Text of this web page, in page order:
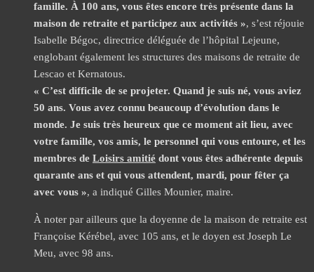
famille. À 100 ans, vous êtes encore très présente dans la
maison de retraite et participez aux activités », s’est réjouie
Isabelle Bégoc, directrice déléguée de l’hôpital Lejeune,
englobant également les structures des maisons de retraite de
Lescao et Kernatous.
« C’est difficile de se projeter. Quand je suis né, vous aviez
50 ans. Vous avez connu beaucoup d’évolution dans le
monde. Je suis très heureux que ce moment ait lieu, avec
votre famille, vos amis, le personnel qui vous entoure, et les
membres de Loisirs amitié dont vous êtes adhérente depuis
quarante ans et qui vous attendent, mardi, pour fêter ça
avec vous », a indiqué Gilles Mounier, maire.
À noter par ailleurs que la doyenne de la maison de retraite est
Françoise Kérébel, avec 105 ans, et le doyen est Joseph Le
Meu, avec 98 ans.